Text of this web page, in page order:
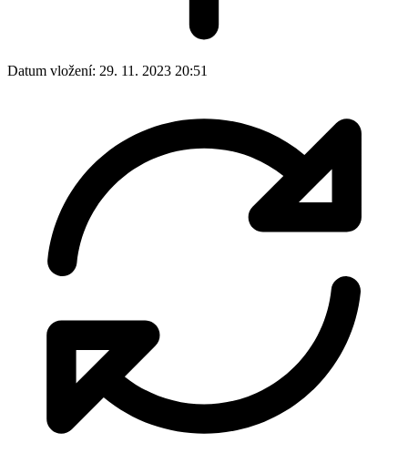
Datum vložení: 29. 11. 2023 20:51